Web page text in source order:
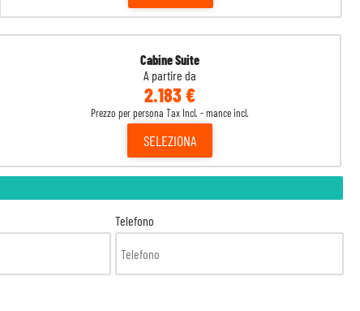
Cabine Suite
A partire da
2.183 €
Prezzo per persona Tax Incl. - mance incl.
SELEZIONA
Telefono